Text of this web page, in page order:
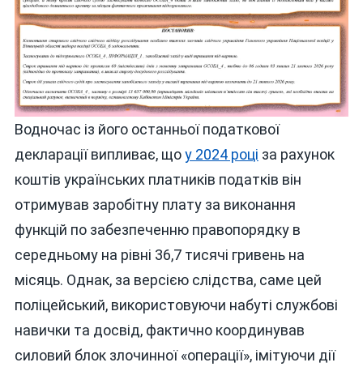
Водночас із його останньої податкової
декларації випливає, щоу 2024 році за рахунок
коштів українських платників податків він
отримував заробітну плату за виконання
функцій по забезпеченню правопорядку в
середньому на рівні 36,7 тисячі гривень на
місяць. Однак, за версією слідства, саме цей
поліцейський, використовуючи набуті службові
навички та досвід, фактично координував
силовий блок злочинної «операції», імітуючи дії